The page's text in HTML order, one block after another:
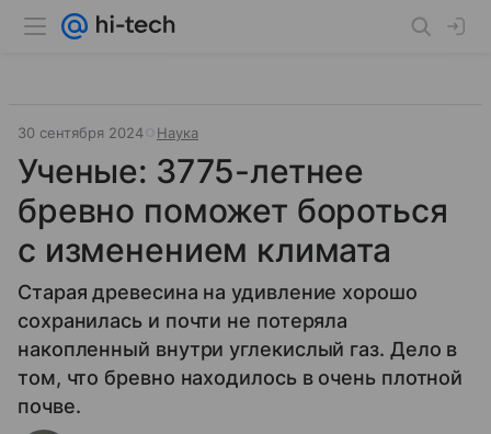
30 сентября 2024 Наука
Ученые: 3775-летнее
бревно поможет бороться
с изменением климата
Старая древесина на удивление хорошо
сохранилась и почти не потеряла
накопленный внутри углекислый газ. Дело в
том, что бревно находилось в очень плотной
почве.